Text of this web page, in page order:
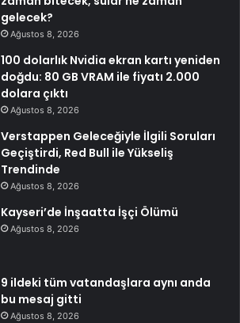
gelecek?
Ağustos 8, 2026
100 dolarlık Nvidia ekran kartı yeniden
doğdu: 80 GB VRAM ile fiyatı 2.000
dolara çıktı
Ağustos 8, 2026
Verstappen Geleceğiyle İlgili Soruları
Geçiştirdi, Red Bull ile Yükseliş
Trendinde
Ağustos 8, 2026
Kayseri’de İnşaatta İşçi Ölümü
Ağustos 8, 2026
9 ildeki tüm vatandaşlara aynı anda
bu mesaj gitti
Ağustos 8, 2026